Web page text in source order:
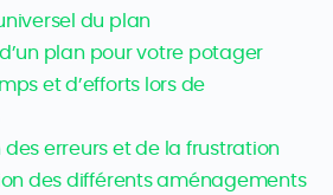
du plan
d’un plan pour votre potager
et d’efforts lors de
des erreurs et de la frustration
des différents aménagements